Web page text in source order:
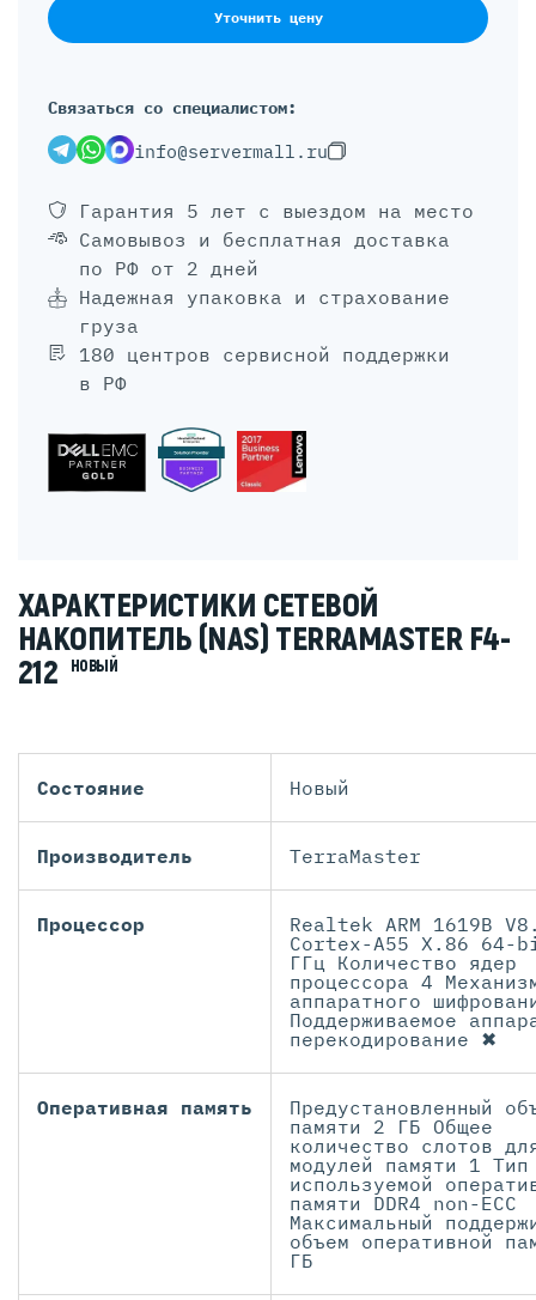
Уточнить цену
Связаться со специалистом:
info@servermall.ru
Гарантия 5 лет с выездом на место
Самовывоз и бесплатная доставка
по РФ от 2 дней
Надежная упаковка и страхование
груза
180 центров сервисной поддержки
в РФ
ХАРАКТЕРИСТИКИ СЕТЕВОЙ
НАКОПИТЕЛЬ (NAS) TERRAMASTER F4-
212
НОВЫЙ
Состояние Новый
Производитель TerraMaster
Процессор
Realtek ARM 1619B
Cortex-A55 X.86 64-
ГГц Количество ядер
процессора 4
аппаратного
Поддерживаемое
перекодирование ✖
Оперативная память
Предустановленный
памяти 2 ГБ Общее
количество слотов
модулей памяти 1 Тип
используемой
памяти DDR4 non-ECC
Максимальный
объем оперативной
ГБ